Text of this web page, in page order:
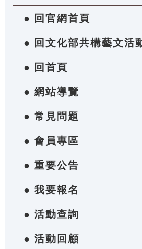
● 回官網首頁
● 回文化部共構藝文活
● 回首頁
● 網站導覽
● 常見問題
● 會員專區
● 重要公告
● 我要報名
● 活動查詢
● 活動回顧